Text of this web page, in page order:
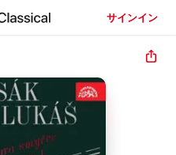
サインイン